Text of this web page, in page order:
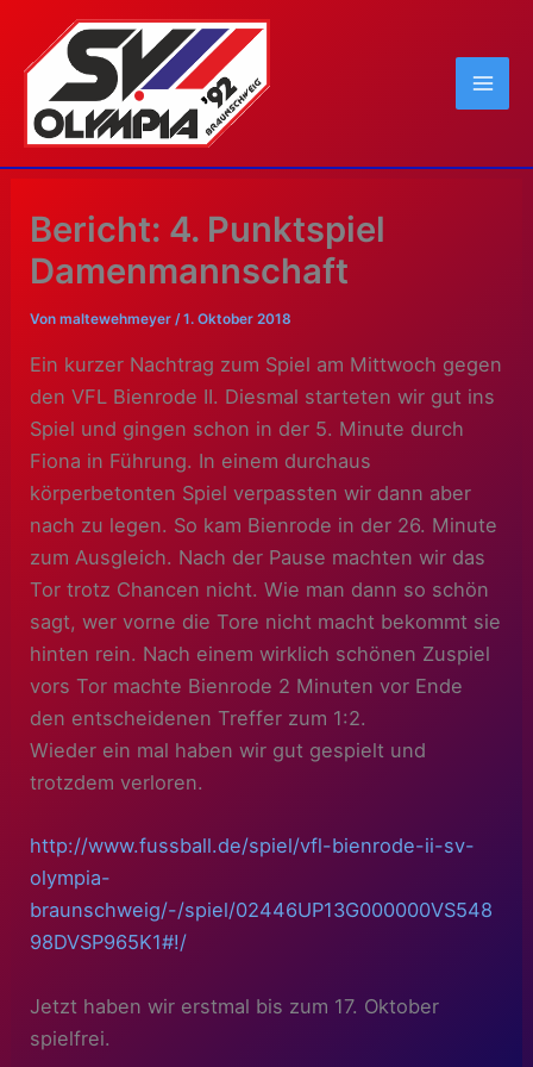
Inhalt
springen
Bericht: 4. Punktspiel
Damenmannschaft
Vonmaltewehmeyer /1. Oktober 2018
Ein kurzer Nachtrag zum Spiel am Mittwoch gegen
den VFL Bienrode II. Diesmal starteten wir gut ins
Spiel und gingen schon in der 5. Minute durch
Fiona in Führung. In einem durchaus
körperbetonten Spiel verpassten wir dann aber
nach zu legen. So kam Bienrode in der 26. Minute
zum Ausgleich. Nach der Pause machten wir das
Tor trotz Chancen nicht. Wie man dann so schön
sagt, wer vorne die Tore nicht macht bekommt sie
hinten rein. Nach einem wirklich schönen Zuspiel
vors Tor machte Bienrode 2 Minuten vor Ende
den entscheidenen Treffer zum 1:2.
Wieder ein mal haben wir gut gespielt und
trotzdem verloren.
http://www.fussball.de/spiel/vfl-bienrode-ii-sv-
olympia-
braunschweig/-/spiel/02446UP13G000000VS548
98DVSP965K1#!/
Jetzt haben wir erstmal bis zum 17. Oktober
spielfrei.